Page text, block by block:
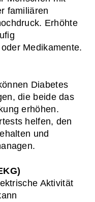
familiären
Erhöhte
Medikamente.
die beide das
erhöhen.
helfen, den
und